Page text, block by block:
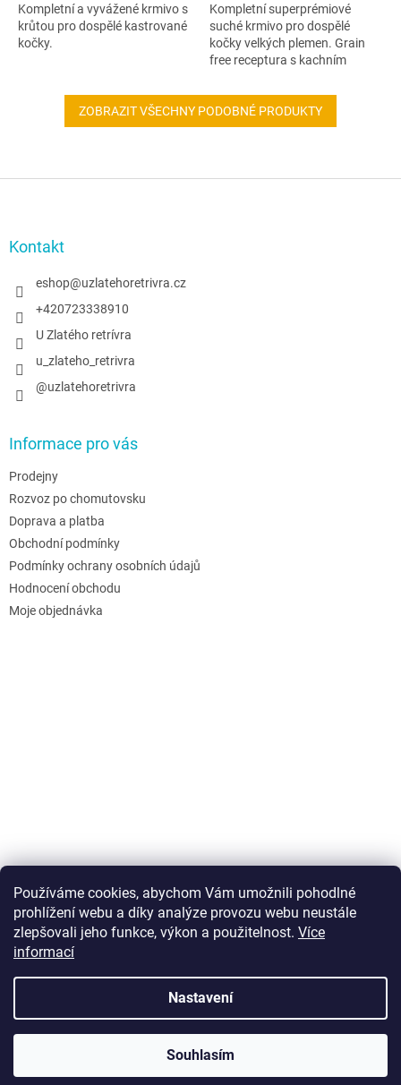
Používáme cookies, abychom Vám umožnili pohodlné
prohlížení webu a díky analýze provozu webu neustále
zlepšovali jeho funkce, výkon a použitelnost. Více
informací
Nastavení
Souhlasím
Kompletní a vyvážené krmivo s
krůtou pro dospělé kastrované
kočky.
Kompletní superprémiové
suché krmivo pro dospělé
kočky velkých plemen. Grain
free receptura s kachním
ohledem na specifické potřeby
velkých koček, zejména...
ZOBRAZIT VŠECHNY PODOBNÉ PRODUKTY
Kontakt
eshop@uzlatehoretrivra.cz
+420723338910
U Zlatého retrívra
u_zlateho_retrivra
@uzlatehoretrivra
Informace pro vás
Prodejny
Rozvoz po chomutovsku
Doprava a platba
Obchodní podmínky
Podmínky ochrany osobních údajů
Hodnocení obchodu
Moje objednávka
Upravit nastavení cookies